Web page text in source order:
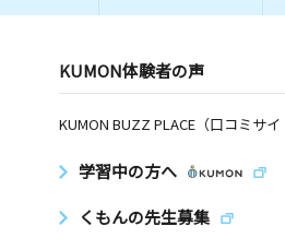
KUMON体験者の声
KUMON BUZZ PLACE（口コミサイ
学習中の方へ
くもんの先生募集